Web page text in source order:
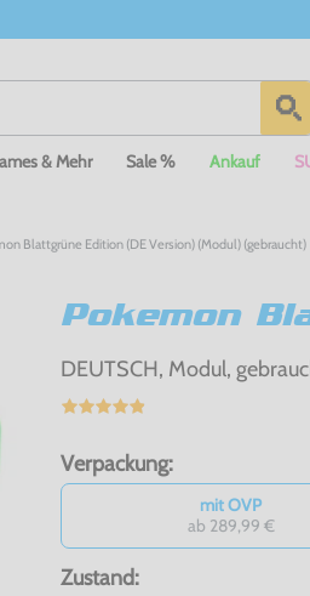
& Mehr Sale % Ankauf
Blattgrüne Edition (DE Version) (Modul) (gebraucht)
Pokemon
DEUTSCH, Modul,
Verpackung:
mit OVP
ab 289,99 €
Zustand: